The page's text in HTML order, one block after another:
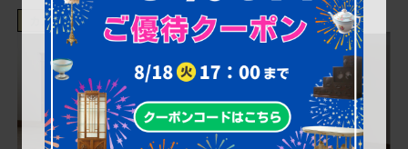
カスタムできます カスタムできます